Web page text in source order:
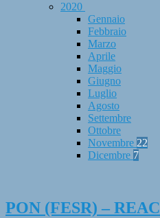
2020
Gennaio
Febbraio
Marzo
Aprile
Maggio
Giugno
Luglio
Agosto
Settembre
Ottobre
Novembre 22
Dicembre 7
PON (FESR) –